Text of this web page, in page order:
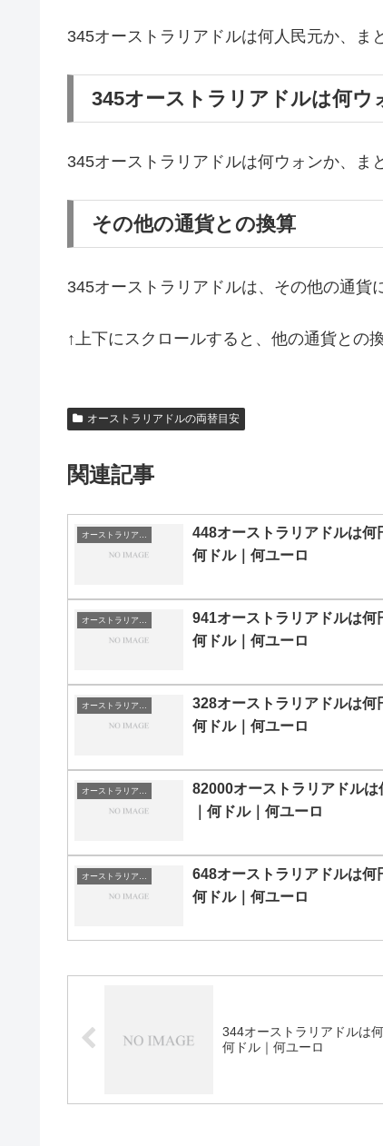
345オーストラリアドルは何人民元か、ま
345オーストラリアドルは何ウ
345オーストラリアドルは何ウォンか、ま
その他の通貨との換算
345オーストラリアドルは、その他の通貨
↑上下にスクロールすると、他の通貨との
オーストラリアドルの両替目安
関連記事
448オーストラリアドルは何
何ドル｜何ユーロ
941オーストラリアドルは何
何ドル｜何ユーロ
328オーストラリアドルは何
何ドル｜何ユーロ
82000オーストラリアドルは
｜何ドル｜何ユーロ
648オーストラリアドルは何
何ドル｜何ユーロ
344オーストラリアドルは何
何ドル｜何ユーロ